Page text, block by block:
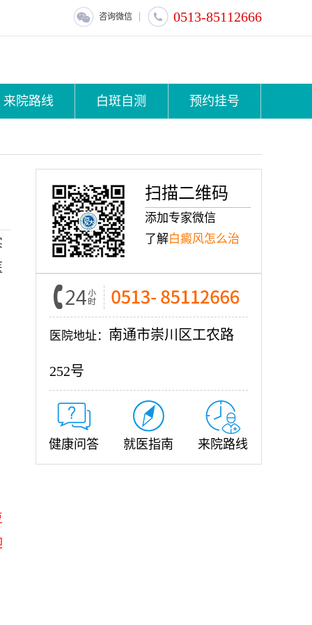
咨询微信 0513-85112666
来院路线 白斑自测 预约挂号
扫描二维码
添加专家微信
了解白癜风怎么治
医院地址： 南通市崇川区工农路
252号
健康问答 就医指南 来院路线